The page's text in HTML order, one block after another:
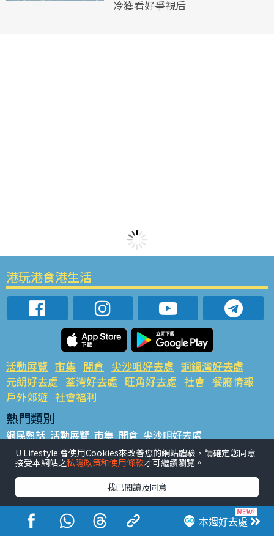
冷獲看好爭視后
本週好去處
港玩港食港生活
活動展覽 市集 開倉 尖沙咀好去處 銅鑼灣好去處
元朗好去處 荃灣好去處 旺角好去處 社會 餐廳情報
戶外郊遊 社會福利
熱門類別
網民熱話 活動展覽 市集 開倉 尖沙咀好去處
銅鑼灣好去處 元朗好去處 荃灣好去處 旺角好去處 社會
餐廳情報 戶外郊遊
熱門標籤
#UGO搵好去處 #人氣活動推介 #美食社群熱話
#親子玩樂好去處
#ULifestyle應用程式
#限時搶
#UJetso禮物放送
#ULifestyle商戶中心 #著數 #網絡熱話
U Lifestyle 會使用Cookies來改善您的網站體驗，請確定您同意
接受本網站之私隱政策和使用條款才可繼續瀏覽。
我已閱讀及同意